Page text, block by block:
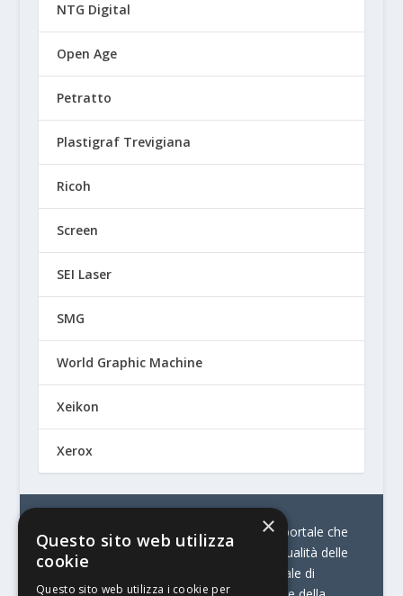
NTG Digital
Open Age
Petratto
Plastigraf Trevigiana
Ricoh
Screen
SEI Laser
SMG
World Graphic Machine
Xeikon
Xerox
© Stratego Group –
stampamedia.net è il portale che
racconta le innovazioni tecnologiche e l’attualità delle
aziende di stampa e di converting. È il portale di
×
Questo sito web utilizza
cookie
Questo sito web utilizza i cookie per